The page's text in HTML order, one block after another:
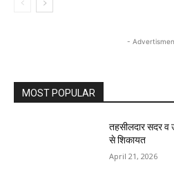
-
MOST POPULAR
तहसीलदार सदर
से शिकायत
April 21, 2026